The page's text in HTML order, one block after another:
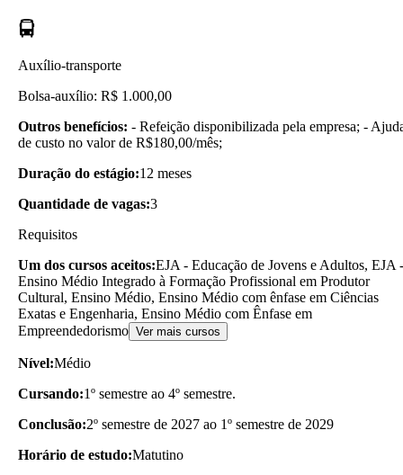
Auxílio-transporte
Bolsa-auxílio: R$ 1.000,00
Outros benefícios: - Refeição disponibilizada pela empresa; -
de custo no valor de R$180,00/mês;
Duração do estágio:12 meses
Quantidade de vagas:3
Requisitos
Um dos cursos aceitos:EJA - Educação de Jovens e Adultos, EJA -
Ensino Médio Integrado à Formação Profissional em Produtor
Cultural, Ensino Médio, Ensino Médio com ênfase em Ciências
Exatas e Engenharia, Ensino Médio com Ênfase em
Empreendedorismo Ver mais cursos
Nível:Médio
Cursando:1º semestre ao 4º semestre.
Conclusão:2º semestre de 2027 ao 1º semestre de 2029
Horário de estudo:Matutino